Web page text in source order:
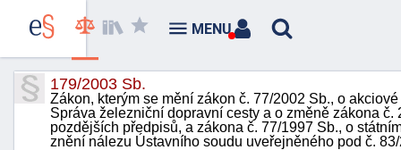
179/2003 Sb.
Zákon, kterým se mění zákon č. 77/2002 Sb., o
Správa železniční dopravní cesty a o změně zákona
pozdějších předpisů, a zákona č. 77/1997 Sb., o
znění nálezu Ústavního soudu uveřejněného pod č.
MENU